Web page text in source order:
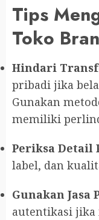
Tips
Toko
Hindari
pribadi jika
Gunakan
memiliki
Periksa Detail
label, dan
Gunakan Jasa
autentikasi jika